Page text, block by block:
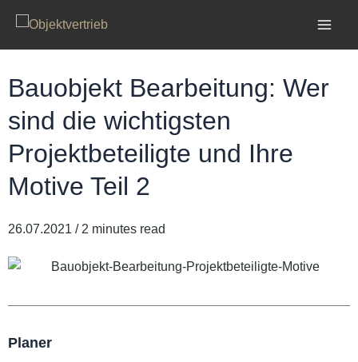
Bauobjekt Bearbeitung: Wer
sind die wichtigsten
Projektbeteiligte und Ihre
Motive Teil 2
26.07.2021 / 2 minutes read
Planer